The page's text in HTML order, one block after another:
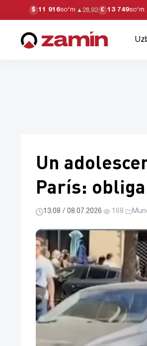
$ 11 916so'm ▲ 28,92 € 13 749so'm
Un
París:
13:08 / 08.07.2026· 168·